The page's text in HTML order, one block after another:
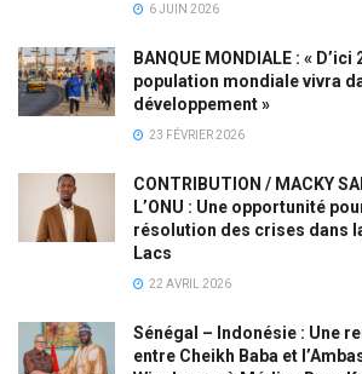
6 JUIN 2026
BANQUE MONDIALE : « D’ici
population mondiale vivra
développement »
23 FÉVRIER 2026
CONTRIBUTION / MACKY
L’ONU : Une opportunité
résolution des crises dans
Lacs
22 AVRIL 2026
Sénégal – Indonésie : Une
entre Cheikh Baba et